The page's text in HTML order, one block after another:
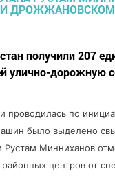
получили 207
улично-дорожную
проводилась по
было выделено
Минниханов
центров от